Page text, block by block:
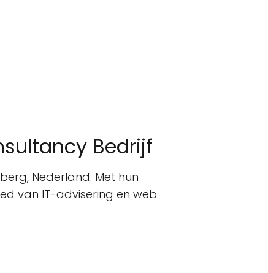
Bedrijf
Nederland. Met hun
van IT-advisering en web